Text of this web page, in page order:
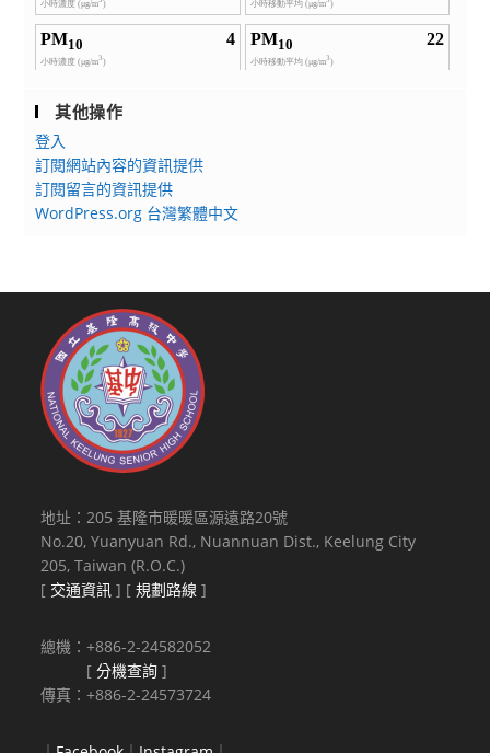
休
一
次
退
休
金，
檢
證
洽
人
室
辦
理
相
事
宜，
如
私
其他操作
登入
訂閱網站內容的資訊提供
訂閱留言的資訊提供
WordPress.org 台灣繁體中文
地址：205 基隆市暖暖區源遠路20號
No.20, Yuanyuan Rd., Nuannuan Dist., Keelung City
205, Taiwan (R.O.C.)
[ 交通資訊 ] [規劃路線 ]
總機：+886-2-24582052
[分機查詢 ]
傳真：+886-2-24573724